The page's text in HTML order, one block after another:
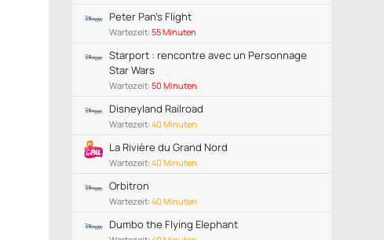
Peter Pan's Flight
Wartezeit: 55 Minuten
Starport : rencontre avec un Personnage
Star Wars
Wartezeit: 50 Minuten
Disneyland Railroad
Wartezeit: 40 Minuten
La Rivière du Grand Nord
Wartezeit: 40 Minuten
Orbitron
Wartezeit: 40 Minuten
Dumbo the Flying Elephant